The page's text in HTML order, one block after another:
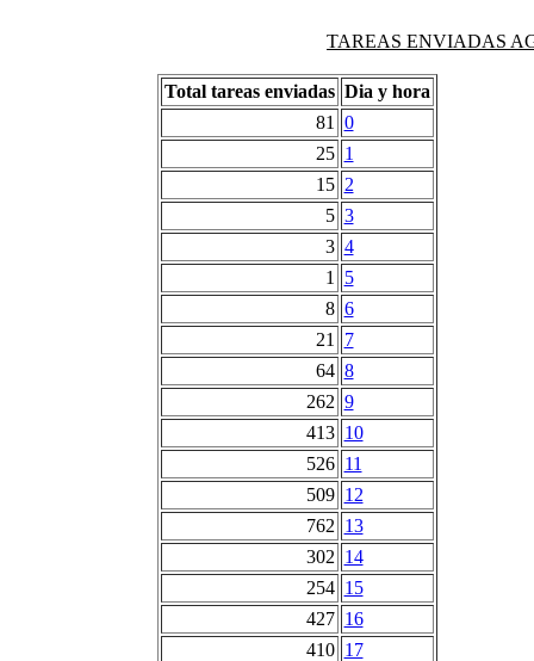
TAREAS ENVIADAS
Total tareas enviadas Dia y hora
81
0
25 1
15 2
5 3
3 4
1
5
8 6
21
7
64 8
262 9
413 10
526 11
509 12
762 13
302 14
254 15
427 16
410 17